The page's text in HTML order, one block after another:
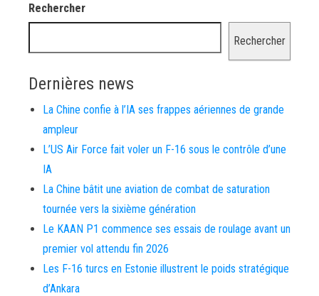
Rechercher
Rechercher
Dernières news
La Chine confie à l’IA ses frappes aériennes de grande
ampleur
L’US Air Force fait voler un F-16 sous le contrôle d’une
IA
La Chine bâtit une aviation de combat de saturation
tournée vers la sixième génération
Le KAAN P1 commence ses essais de roulage avant un
premier vol attendu fin 2026
Les F-16 turcs en Estonie illustrent le poids stratégique
d’Ankara